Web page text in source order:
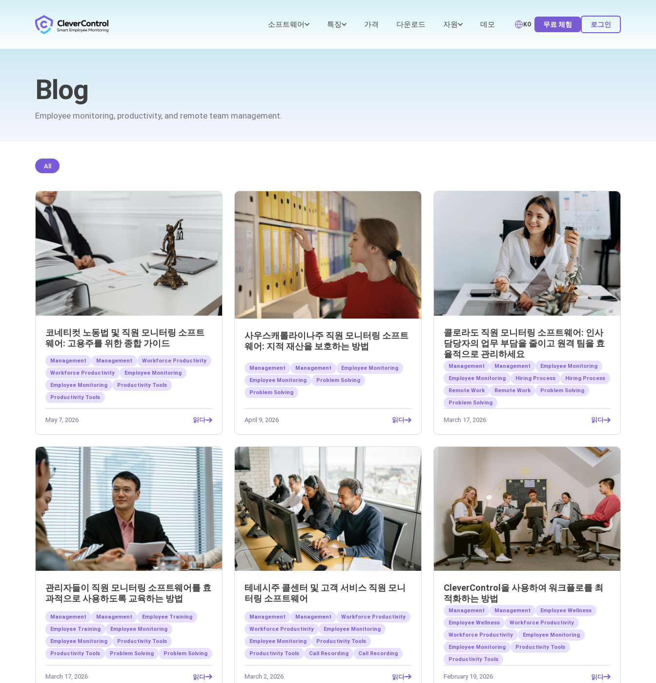
소프트웨어 특징 가격 다운로드 자원 데모 KO 무료 체험 로그인
Blog
Employee monitoring, productivity, and remote team management.
All
코네티컷 노동법 및 직원 모니터링 소프트
웨어: 고용주를 위한 종합 가이드
Management Management
Workforce Productivity
Workforce Productivity
Employee Monitoring
Employee Monitoring
Productivity Tools
Productivity Tools
May 7, 2026 읽다
사우스캐롤라이나주 직원 모니터링 소프트
웨어: 지적 재산을 보호하는 방법
Management Management
Employee Monitoring
Employee Monitoring
Problem Solving
Problem Solving
April 9, 2026 읽다
콜로라도 직원 모니터링 소프트웨어: 인사
담당자의 업무 부담을 줄이고 원격 팀을 효
율적으로 관리하세요
Management Management
Employee Monitoring
Employee Monitoring
Hiring Process
Hiring Process
Remote Work
Remote Work
Problem Solving
Problem Solving
March 17, 2026 읽다
관리자들이 직원 모니터링 소프트웨어를 효
과적으로 사용하도록 교육하는 방법
Management Management
Employee Training
Employee Training
Employee Monitoring
Employee Monitoring
Productivity Tools
Productivity Tools
Problem Solving Problem Solving
March 17, 2026 읽다
테네시주 콜센터 및 고객 서비스 직원 모니
터링 소프트웨어
Management Management
Workforce Productivity
Workforce Productivity
Employee Monitoring
Employee Monitoring
Productivity Tools
Productivity Tools
Call Recording Call Recording
March 2, 2026 읽다
CleverControl을 사용하여 워크플로를 최
적화하는 방법
Management Management
Employee Wellness
Employee Wellness
Workforce Productivity
Workforce Productivity
Employee Monitoring
Employee Monitoring
Productivity Tools
Productivity Tools
February 19, 2026 읽다